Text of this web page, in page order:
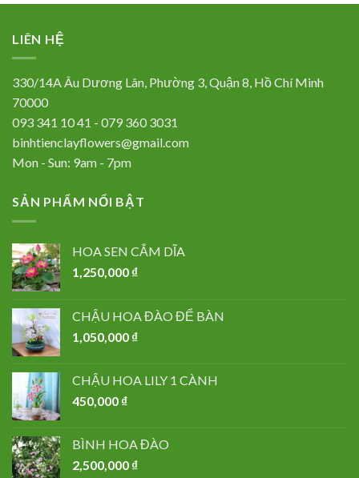
LIÊN HỆ
330/14A Âu Dương Lân, Phường 3, Quận 8, Hồ Chí Minh
70000
093 341 10 41 - 079 360 3031
binhtienclayflowers@gmail.com
Mon - Sun: 9am - 7pm
SẢN PHẨM NỔI BẬT
HOA SEN CẮM DĨA
1,250,000 ₫
CHẬU HOA ĐÀO ĐỂ BÀN
1,050,000 ₫
CHẬU HOA LILY 1 CÀNH
450,000 ₫
BÌNH HOA ĐÀO
2,500,000 ₫